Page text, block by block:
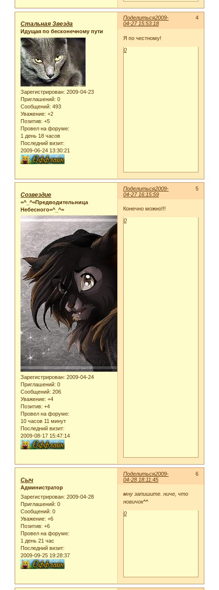
Поделиться 4
2009-
04-27 15:53:18
Стальная Звезда
Идущая по бесконечному пути
Зарегистрирован: 2009-04-23
Приглашений: 0
Сообщений: 493
Уважение: +2
Позитив: +5
Провел на форуме:
1 день 18 часов
Последний визит:
2009-06-24 13:30:21
Я по честному!
0
Поделиться 5
2009-
04-27 16:15:59
Созвездие
=^_^=Предводительница
Небесного=^_^=
Зарегистрирован: 2009-04-24
Приглашений: 0
Сообщений: 206
Уважение: +4
Позитив: +4
Провел на форуме:
10 часов 11 минут
Последний визит:
2009-08-17 15:47:14
Конечно можно!!!
0
Поделиться 6
2009-
04-28 18:11:45
Сыч
Администратор
Зарегистрирован: 2009-04-28
Приглашений: 0
Сообщений: 0
Уважение: +6
Позитив: +6
Провел на форуме:
1 день 21 час
Последний визит:
2009-09-25 19:28:37
мну запишите. ниче, что
новичок^^
0